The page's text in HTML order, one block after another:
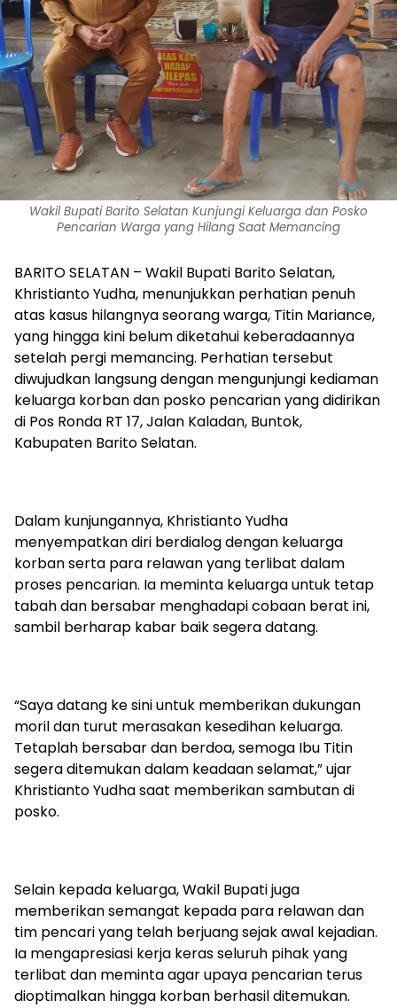
Wakil Bupati Barito Selatan Kunjungi Keluarga dan Posko
Pencarian Warga yang Hilang Saat Memancing
BARITO SELATAN – Wakil Bupati Barito Selatan,
Khristianto Yudha, menunjukkan perhatian penuh
atas kasus hilangnya seorang warga, Titin Mariance,
yang hingga kini belum diketahui keberadaannya
setelah pergi memancing. Perhatian tersebut
diwujudkan langsung dengan mengunjungi kediaman
keluarga korban dan posko pencarian yang didirikan
di Pos Ronda RT 17, Jalan Kaladan, Buntok,
Kabupaten Barito Selatan.
‎Dalam kunjungannya, Khristianto Yudha
menyempatkan diri berdialog dengan keluarga
korban serta para relawan yang terlibat dalam
proses pencarian. Ia meminta keluarga untuk tetap
tabah dan bersabar menghadapi cobaan berat ini,
sambil berharap kabar baik segera datang.
‎“Saya datang ke sini untuk memberikan dukungan
moril dan turut merasakan kesedihan keluarga.
Tetaplah bersabar dan berdoa, semoga Ibu Titin
segera ditemukan dalam keadaan selamat,” ujar
Khristianto Yudha saat memberikan sambutan di
posko.
‎Selain kepada keluarga, Wakil Bupati juga
memberikan semangat kepada para relawan dan
tim pencari yang telah berjuang sejak awal kejadian.
Ia mengapresiasi kerja keras seluruh pihak yang
terlibat dan meminta agar upaya pencarian terus
dioptimalkan hingga korban berhasil ditemukan.